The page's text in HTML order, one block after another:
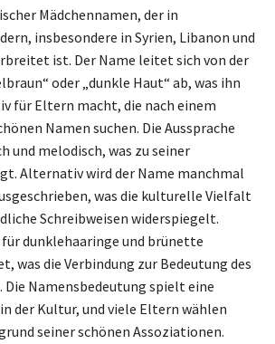
Mädchennamen, der in
insbesondere in Syrien, Libanon und
ist. Der Name leitet sich von der
oder „dunkle Haut“ ab, was ihn
für Eltern macht, die nach einem
Namen suchen. Die Aussprache
und melodisch, was zu seiner
Alternativ wird der Name manchmal
was die kulturelle Vielfalt
Schreibweisen widerspiegelt.
dunklehaaringe und brünette
was die Verbindung zur Bedeutung des
Namensbedeutung spielt eine
der Kultur, und viele Eltern wählen
seiner schönen Assoziationen.